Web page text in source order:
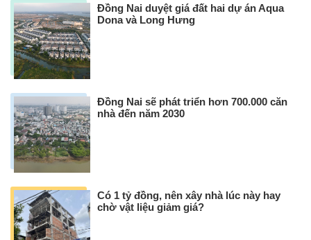
Đồng Nai duyệt giá đất hai dự án Aqua
Dona và Long Hưng
Đồng Nai sẽ phát triển hơn 700.000 căn
nhà đến năm 2030
Có 1 tỷ đồng, nên xây nhà lúc này hay
chờ vật liệu giảm giá?